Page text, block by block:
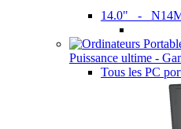
14.0" -
Puissance ultime -
Tous les PC